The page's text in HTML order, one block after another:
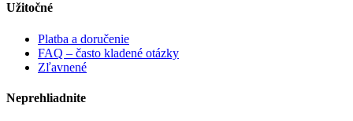
Užitočné
Platba a doručenie
FAQ – často kladené otázky
Zľavnené
Neprehliadnite